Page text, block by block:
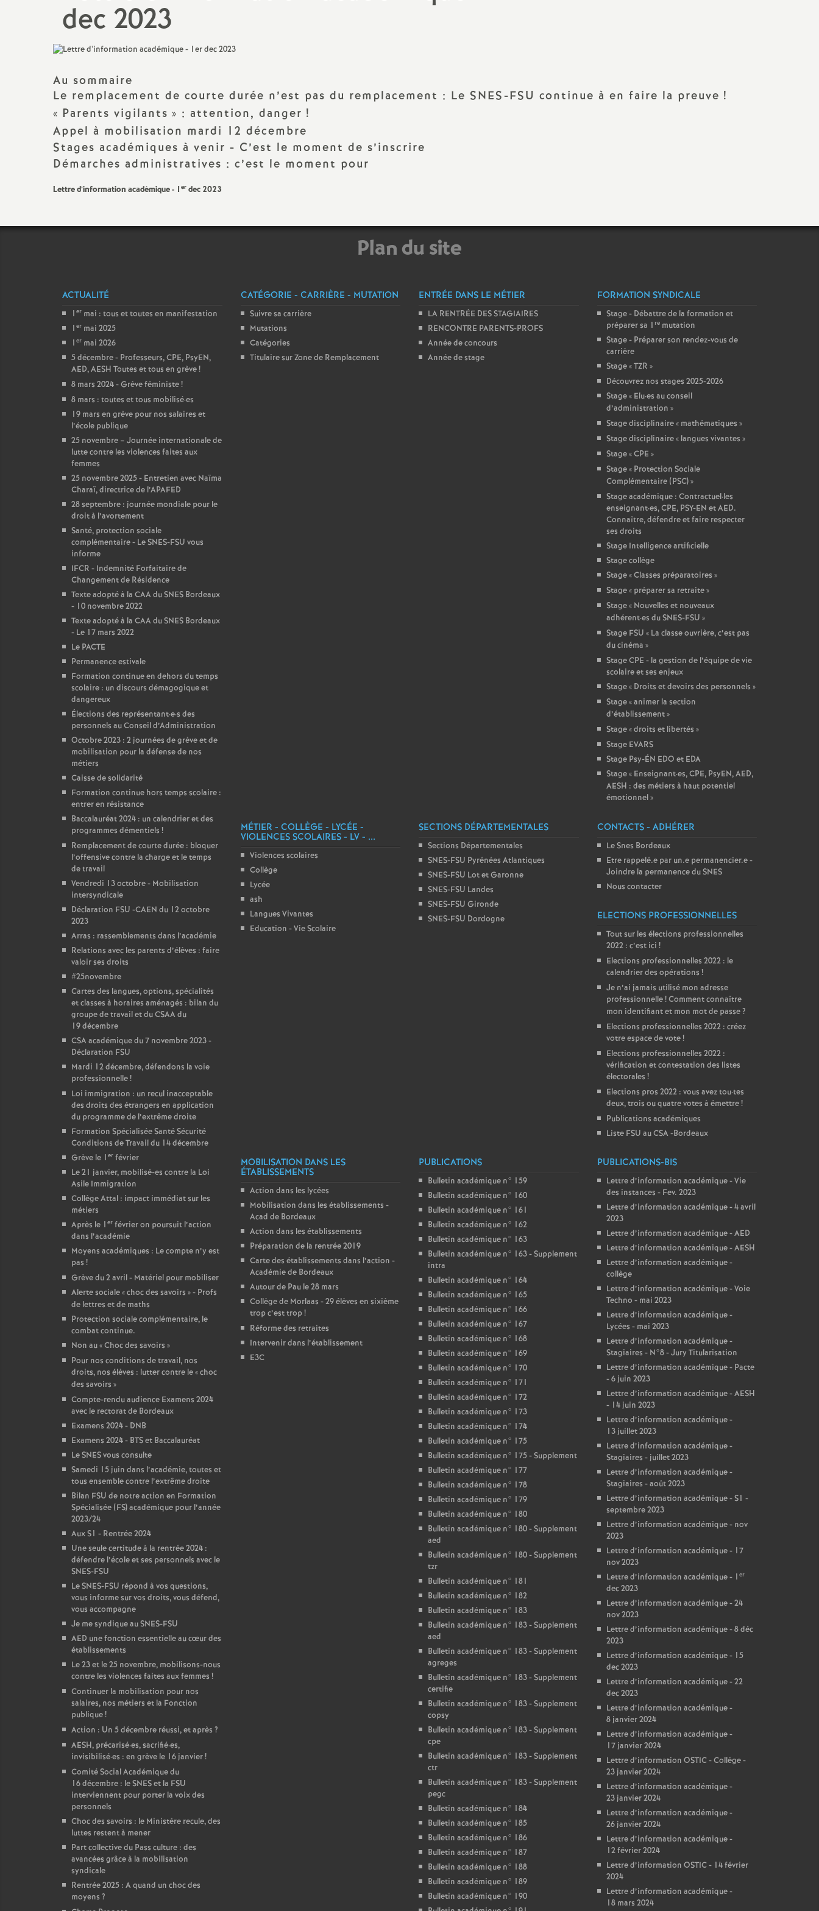
N
i
o
n
l
e
s
E
S
e
o
n
O
r
l
é
a
n
s
Titulaire sur Zone de
Remplacement
dec 2023
Au sommaire
Le remplacement de courte durée n’est pas du remplacement : Le SNES-FSU continue à en faire la preuve !
« Parents vigilants » : attention, danger !
Appel à mobilisation mardi 12 décembre
Stages académiques à venir - C’est le moment de s’inscrire
Démarches administratives : c’est le moment pour
Lettre d’information académique - 1 er dec 2023
Plan du site
ACTUALITÉ
1 er mai : tous et toutes en manifestation
1 er mai 2025
1 er mai 2026
5 décembre - Professeurs, CPE, PsyEN,
AED, AESH Toutes et tous en grève!
8 mars 2024 - Grève féministe!
8 mars : toutes et tous mobilisé·es
19 mars en grève pour nos salaires et
l’école publique
25 novembre – Journée internationale de
lutte contre les violences faites aux
femmes
25 novembre 2025 - Entretien avec Naïma
Charaï, directrice de l’APAFED
28 septembre : journée mondiale pour le
droit à l’avortement
Santé, protection sociale
complémentaire - Le SNES-FSU vous
informe
IFCR - Indemnité Forfaitaire de
Changement de Résidence
Texte adopté à la CAA du SNES Bordeaux
- 10 novembre 2022
Texte adopté à la CAA du SNES Bordeaux
- Le 17 mars 2022
Le PACTE
Permanence estivale
Formation continue en dehors du temps
scolaire : un discours démagogique et
dangereux
Élections des représentant·e·s des
personnels au Conseil d’Administration
Octobre 2023 : 2 journées de grève et de
mobilisation pour la défense de nos
métiers
Caisse de solidarité
Formation continue hors temps scolaire :
entrer en résistance
Baccalauréat 2024 : un calendrier et des
programmes démentiels !
Remplacement de courte durée : bloquer
l’offensive contre la charge et le temps
de travail
Vendredi 13 octobre - Mobilisation
intersyndicale
Déclaration FSU -CAEN du 12 octobre
2023
Arras : rassemblements dans l’académie
Relations avec les parents d’élèves : faire
valoir ses droits
#25novembre
Cartes des langues, options, spécialités
et classes à horaires aménagés : bilan du
groupe de travail et du CSAA du
19 décembre
CSA académique du 7 novembre 2023 -
Déclaration FSU
Mardi 12 décembre, défendons la voie
professionnelle!
Loi immigration : un recul inacceptable
des droits des étrangers en application
du programme de l’extrême droite
Formation Spécialisée Santé Sécurité
Conditions de Travail du 14 décembre
Grève le 1 er février
Le 21 janvier, mobilisé-es contre la Loi
Asile Immigration
Collège Attal : impact immédiat sur les
métiers
Après le 1 er février on poursuit l’action
dans l’académie
Moyens académiques : Le compte n’y est
pas !
Grève du 2 avril - Matériel pour mobiliser
Alerte sociale «choc des savoirs » - Profs
de lettres et de maths
Protection sociale complémentaire, le
combat continue.
Non au «Choc des savoirs »
Pour nos conditions de travail, nos
droits, nos élèves : lutter contre le «choc
des savoirs »
Compte-rendu audience Examens 2024
avec le rectorat de Bordeaux
Examens 2024 - DNB
Examens 2024 - BTS et Baccalauréat
Le SNES vous consulte
Samedi 15 juin dans l’académie, toutes et
tous ensemble contre l’extrême droite
Bilan FSU de notre action en Formation
Spécialisée (FS) académique pour l’année
2023/24
Aux S1 - Rentrée 2024
Une seule certitude à la rentrée 2024 :
défendre l’école et ses personnels avec le
SNES-FSU
Le SNES-FSU répond à vos questions,
vous informe sur vos droits, vous défend,
vous accompagne
Je me syndique au SNES-FSU
AED une fonction essentielle au cœur des
établissements
Le 23 et le 25 novembre, mobilisons-nous
contre les violences faites aux femmes !
Continuer la mobilisation pour nos
salaires, nos métiers et la Fonction
publique!
Action : Un 5 décembre réussi, et après ?
AESH, précarisé·es, sacrifié·es,
invisibilisé·es : en grève le 16 janvier!
Comité Social Académique du
16 décembre : le SNES et la FSU
interviennent pour porter la voix des
personnels
Choc des savoirs : le Ministère recule, des
luttes restent à mener
Part collective du Pass culture : des
avancées grâce à la mobilisation
syndicale
Rentrée 2025 : A quand un choc des
moyens ?
CATÉGORIE - CARRIÈRE - MUTATION
Suivre sa carrière
Mutations
Catégories
Titulaire sur Zone de Remplacement
ENTRÉE DANS LE MÉTIER
LA RENTRÉE DES STAGIAIRES
RENCONTRE PARENTS-PROFS
Année de concours
Année de stage
FORMATION SYNDICALE
Stage - Débattre de la formation et
préparer sa 1 remutation
Stage - Préparer son rendez-vous de
carrière
Stage «TZR »
Découvrez nos stages 2025-2026
Stage « Elu·es au conseil
d’administration »
Stage disciplinaire « mathématiques »
Stage disciplinaire « langues vivantes »
Stage «CPE »
Stage « Protection Sociale
Complémentaire (PSC)»
Stage académique : Contractuel·les
enseignant·es, CPE, PSY-EN et AED.
Connaître, défendre et faire respecter
ses droits
Stage Intelligence artificielle
Stage collège
Stage «Classes préparatoires »
Stage « préparer sa retraite»
Stage « Nouvelles et nouveaux
adhérent·es du SNES-FSU »
Stage FSU « La classe ouvrière, c’est pas
du cinéma »
Stage CPE - la gestion de l’équipe de vie
scolaire et ses enjeux
Stage « Droits et devoirs des personnels »
Stage «animer la section
d’établissement»
Stage «droits et libertés »
Stage EVARS
Stage Psy-ÉN EDO et EDA
Stage « Enseignant·es, CPE, PsyEN, AED,
AESH : des métiers à haut potentiel
émotionnel»
MÉTIER - COLLÈGE - LYCÉE -
VIOLENCES SCOLAIRES - LV - ...
Violences scolaires
Collège
Lycée
ash
Langues Vivantes
Education - Vie Scolaire
SECTIONS DÉPARTEMENTALES
Sections Départementales
SNES-FSU Pyrénées Atlantiques
SNES-FSU Lot et Garonne
SNES-FSU Landes
SNES-FSU Gironde
SNES-FSU Dordogne
CONTACTS - ADHÉRER
Le Snes Bordeaux
Etre rappelé.e par un.e permanencier.e -
Joindre la permanence du SNES
Nous contacter
ELECTIONS PROFESSIONNELLES
Tout sur les élections professionnelles
2022 : c’est ici !
Elections professionnelles 2022 : le
calendrier des opérations !
Je n’ai jamais utilisé mon adresse
professionnelle! Comment connaître
mon identifiant et mon mot de passe?
Elections professionnelles 2022 : créez
votre espace de vote!
Elections professionnelles 2022 :
vérification et contestation des listes
électorales !
Elections pros 2022 : vous avez tou·tes
deux, trois ou quatre votes à émettre!
Publications académiques
Liste FSU au CSA -Bordeaux
MOBILISATION DANS LES
ÉTABLISSEMENTS
Action dans les lycées
Mobilisation dans les établissements -
Acad de Bordeaux
Action dans les établissements
Préparation de la rentrée 2019
Carte des établissements dans l’action -
Académie de Bordeaux
Autour de Pau le 28 mars
Collège de Morlaas - 29 élèves en sixième
trop c’est trop!
Réforme des retraites
Intervenir dans l’établissement
E3C
PUBLICATIONS
Bulletin académique n° 159
Bulletin académique n° 160
Bulletin académique n° 161
Bulletin académique n° 162
Bulletin académique n° 163
Bulletin académique n° 163 - Supplement
intra
Bulletin académique n° 164
Bulletin académique n° 165
Bulletin académique n° 166
Bulletin académique n° 167
Bulletin académique n° 168
Bulletin académique n° 169
Bulletin académique n° 170
Bulletin académique n° 171
Bulletin académique n° 172
Bulletin académique n° 173
Bulletin académique n° 174
Bulletin académique n° 175
Bulletin académique n° 175 - Supplement
Bulletin académique n° 177
Bulletin académique n° 178
Bulletin académique n° 179
Bulletin académique n° 180
Bulletin académique n° 180 - Supplement
aed
Bulletin académique n° 180 - Supplement
tzr
Bulletin académique n° 181
Bulletin académique n° 182
Bulletin académique n° 183
Bulletin académique n° 183 - Supplement
aed
Bulletin académique n° 183 - Supplement
agreges
Bulletin académique n° 183 - Supplement
certifie
Bulletin académique n° 183 - Supplement
copsy
Bulletin académique n° 183 - Supplement
cpe
Bulletin académique n° 183 - Supplement
ctr
Bulletin académique n° 183 - Supplement
pegc
Bulletin académique n° 184
Bulletin académique n° 185
Bulletin académique n° 186
Bulletin académique n° 187
Bulletin académique n° 188
Bulletin académique n° 189
Bulletin académique n° 190
PUBLICATIONS-BIS
Lettre d’information académique - Vie
des instances - Fev. 2023
Lettre d’information académique - 4 avril
2023
Lettre d’information académique - AED
Lettre d’information académique - AESH
Lettre d’information académique -
collège
Lettre d’information académique - Voie
Techno - mai 2023
Lettre d’information académique -
Lycées - mai 2023
Lettre d’information académique -
Stagiaires - N°8 - Jury Titularisation
Lettre d’information académique - Pacte
- 6 juin 2023
Lettre d’information académique - AESH
- 14 juin 2023
Lettre d’information académique -
13 juillet 2023
Lettre d’information académique -
Stagiaires - juillet 2023
Lettre d’information académique -
Stagiaires - août 2023
Lettre d’information académique - S1 -
septembre 2023
Lettre d’information académique - nov
2023
Lettre d’information académique - 17
nov 2023
Lettre d’information académique - 1 er
dec 2023
Lettre d’information académique - 24
nov 2023
Lettre d’information académique - 8 déc
2023
Lettre d’information académique - 15
dec 2023
Lettre d’information académique - 22
dec 2023
Lettre d’information académique -
8 janvier 2024
Lettre d’information académique -
17 janvier 2024
Lettre d’information OSTIC - Collège -
23 janvier 2024
Lettre d’information académique -
23 janvier 2024
Lettre d’information académique -
26 janvier 2024
Lettre d’information académique -
12 février 2024
Lettre d’information OSTIC - 14 février
2024
Lettre d’information académique -
18 mars 2024